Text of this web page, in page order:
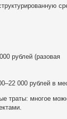
рублей (разовая
000 рублей в
траты: многое